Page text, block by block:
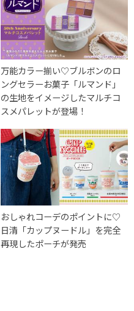
万能カラー揃い♡ブルボンのロ
ングセラーお菓子「ルマンド」
の生地をイメージしたマルチコ
スメパレットが登場！
おしゃれコーデのポイントに♡
日清「カップヌードル」を完全
再現したポーチが発売